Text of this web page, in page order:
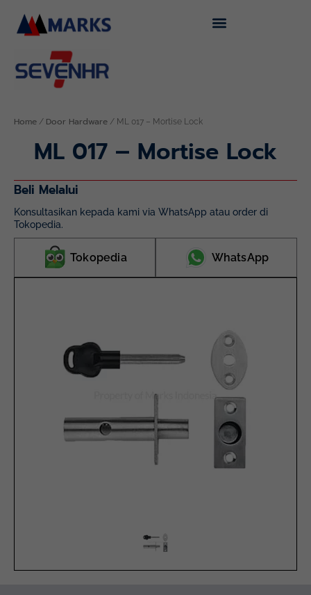
content
Home / Door Hardware / ML 017 – Mortise Lock
ML 017 – Mortise Lock
Beli Melalui
Konsultasikan kepada kami via WhatsApp atau order di
Tokopedia.
Tokopedia WhatsApp